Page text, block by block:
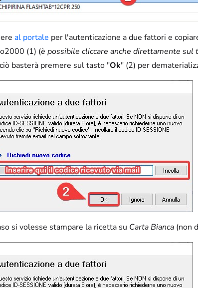
al portale per l'autenticazione a due fattori e
(1) (è possibile cliccare anche direttamente sul
basterà premere sul tasto "Ok" (2) per
si volesse stampare la ricetta su Carta Bianca (non